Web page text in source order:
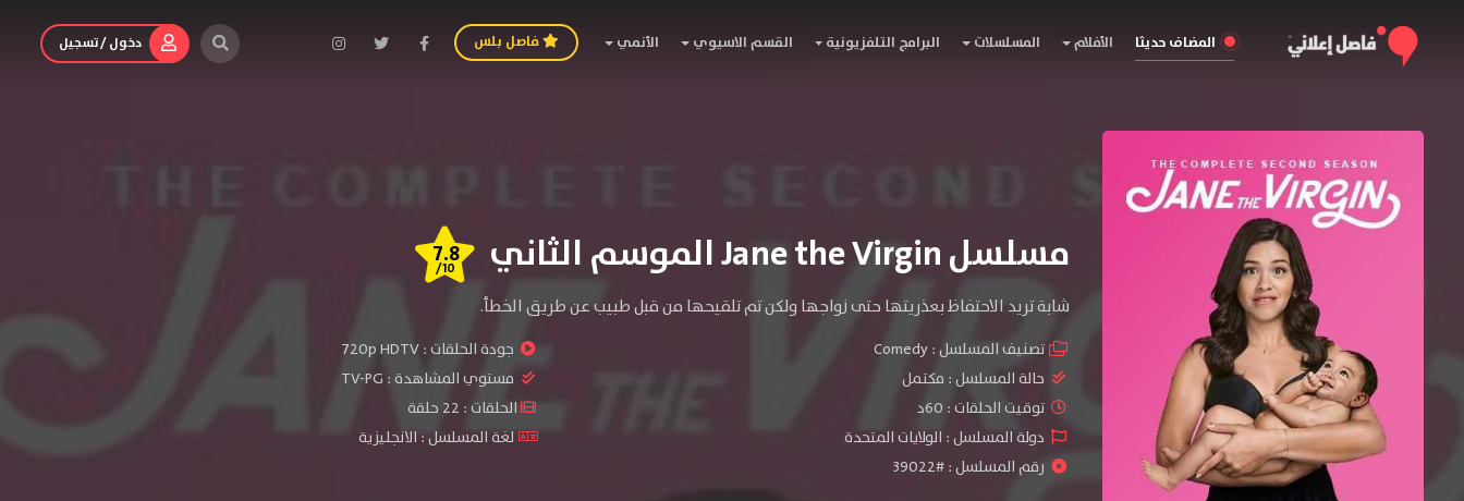
المضاف حديثا الأفلام المسلسلات البرامج التلفزيونية القسم الاسيوي الأنمي فاصل بلس دخول / تسجيل
مسلسل Jane the Virgin الموسم الثاني 7.8
/10
شابة تريد الاحتفاظ بعذريتها حتى زواجها ولكن تم تلقيحها من قبل طبيب عن طريق الخطأ.
تصنيف المسلسل :Comedy جودة الحلقات :720p HDTV
حالة المسلسل : مكتمل مستوي المشاهدة : TV-PG
توقيت الحلقات : 60د
الحلقات : 22 حلقة
دولة المسلسل : الولايات المتحدة
لغة المسلسل : الانجليزية
رقم المسلسل : #39022